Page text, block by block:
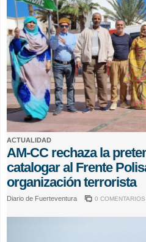
ACTUALIDAD
AM-CC rechaza la
catalogar al Frente
organización terrorista
Diario de Fuerteventura 0 COMENTARIOS